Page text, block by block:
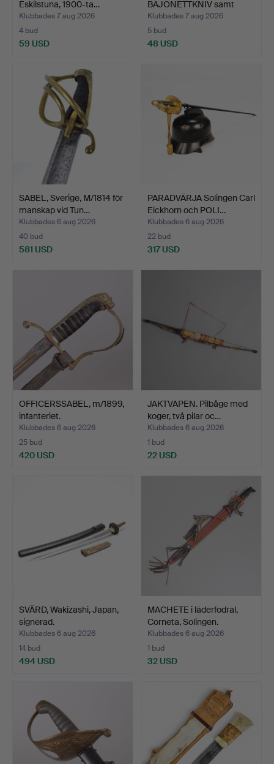
Eskilstuna, 1900-ta…
Klubbades 7 aug 2026
4 bud
59 USD
BAJONETTKNIV samt
VÄGGLJUSSTAKE,…
Klubbades 7 aug 2026
5 bud
48 USD
SABEL, Sverige, M/1814 för
manskap vid Tun…
Klubbades 6 aug 2026
40 bud
581 USD
PARADVÄRJA Solingen Carl
Eickhorn och POLI…
Klubbades 6 aug 2026
22 bud
317 USD
OFFICERSSABEL, m/1899,
infanteriet.
Klubbades 6 aug 2026
25 bud
420 USD
JAKTVAPEN. Pilbåge med
koger, två pilar oc…
Klubbades 6 aug 2026
1 bud
22 USD
SVÄRD, Wakizashi, Japan,
signerad.
Klubbades 6 aug 2026
14 bud
494 USD
MACHETE i läderfodral,
Corneta, Solingen.
Klubbades 6 aug 2026
1 bud
32 USD